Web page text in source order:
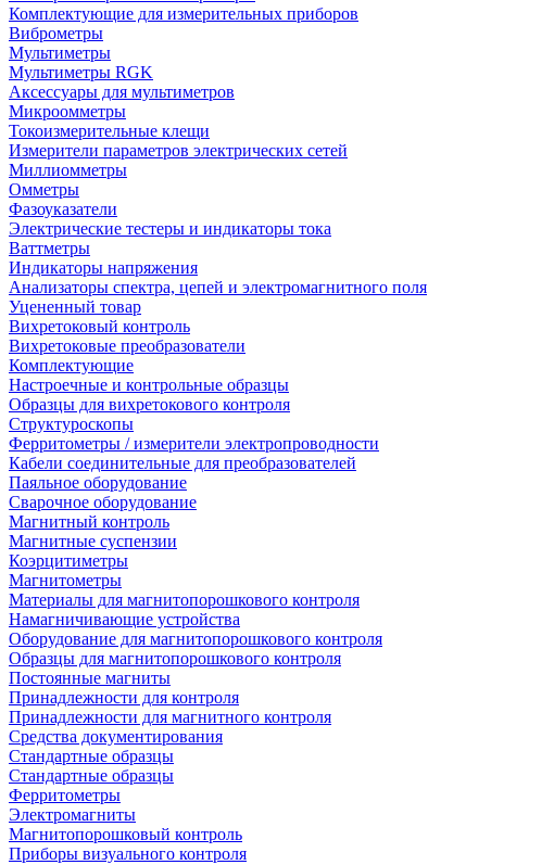
Комплектующие для измерительных приборов
Виброметры
Мультиметры
Мультиметры RGK
Аксессуары для мультиметров
Микроомметры
Токоизмерительные клещи
Измерители параметров электрических сетей
Миллиомметры
Омметры
Фазоуказатели
Электрические тестеры и индикаторы тока
Ваттметры
Индикаторы напряжения
Анализаторы спектра, цепей и электромагнитного поля
Уцененный товар
Вихретоковый контроль
Вихретоковые преобразователи
Комплектующие
Настроечные и контрольные образцы
Образцы для вихретокового контроля
Структуроскопы
Ферритометры / измерители электропроводности
Кабели соединительные для преобразователей
Паяльное оборудование
Сварочное оборудование
Магнитный контроль
Магнитные суспензии
Коэрцитиметры
Магнитометры
Материалы для магнитопорошкового контроля
Намагничивающие устройства
Оборудование для магнитопорошкового контроля
Образцы для магнитопорошкового контроля
Постоянные магниты
Принадлежности для контроля
Принадлежности для магнитного контроля
Средства документирования
Стандартные образцы
Стандартные образцы
Ферритометры
Электромагниты
Магнитопорошковый контроль
Приборы визуального контроля